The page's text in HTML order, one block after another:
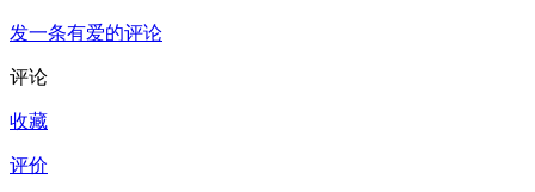
发一条有爱的评论
评论
收藏
评价